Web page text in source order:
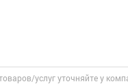
услуг уточняйте у